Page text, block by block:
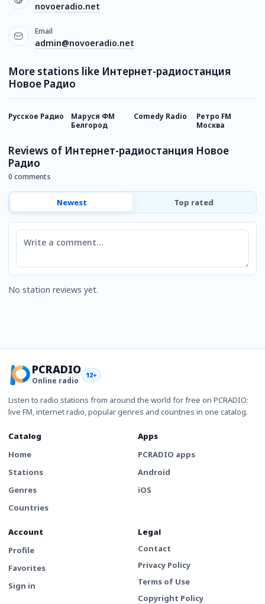
novoeradio.net
Email
admin@novoeradio.net
More stations like Интернет-радиостанция
Новое Радио
Русское Радио
Маруся ФМ
Белгород
Comedy Radio
Ретро FM
Москва
Reviews of Интернет-радиостанция Новое
Радио
0 comments
Newest Top rated
Comment
No station reviews yet.
PCRADIO
Online radio
12+
Listen to radio stations from around the world for free on PCRADIO:
live FM, internet radio, popular genres and countries in one catalog.
Catalog
Home
Stations
Genres
Countries
Apps
PCRADIO apps
Android
iOS
Account
Profile
Favorites
Sign in
Legal
Contact
Privacy Policy
Terms of Use
Copyright Policy